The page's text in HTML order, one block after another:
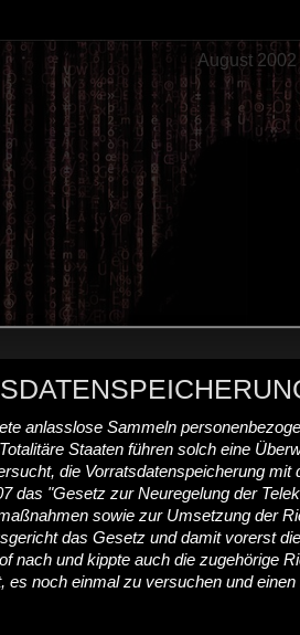
August 2002
anlasslose Sammeln
Staaten führen solch eine
die Vorratsdatenspeicherung
das "Gesetz zur Neuregelung der
sowie zur Umsetzung der
das Gesetz und damit vorerst
nach und kippte auch die zugehörige
es noch einmal zu versuchen und